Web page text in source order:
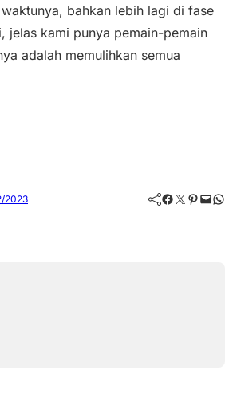
bahkan lebih lagi di fase
jelas kami punya pemain-pemain
adalah memulihkan semua
2023 Facebook Twitter Pinterest Mail WhatsApp